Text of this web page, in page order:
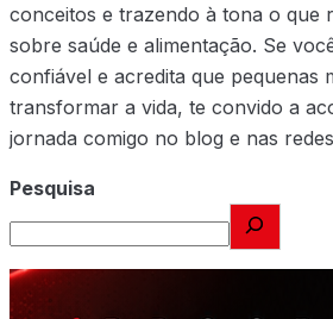
conceitos e trazendo à tona o que
sobre saúde e alimentação. Se
confiável e acredita que pequenas
transformar a vida, te convido a
jornada comigo no blog e nas
Pesquisa